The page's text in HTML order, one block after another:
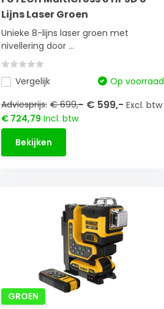
Lijns Laser Groen
Unieke 8-lijns laser groen met
nivellering door ...
Vergelijk
Op voorraad
Adviesprijs: € 699,- € 599,- Excl. btw
€ 724,79 Incl. btw
Bekijken
GROEN